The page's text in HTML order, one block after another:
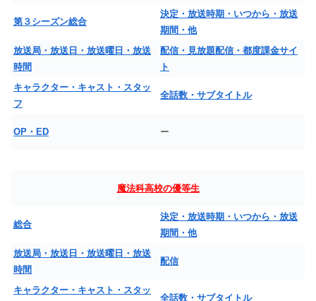
第３シーズン総合
決定・放送時期・いつから・放送
期間・他
放送局・放送日・放送曜日・放送
時間
配信・見放題配信・都度課金サイ
ト
キャラクター・キャスト・スタッ
フ
全話数・サブタイトル
OP・ED ー
魔法科高校の優等生
総合
決定・放送時期・いつから・放送
期間・他
放送局・放送日・放送曜日・放送
時間
配信
キャラクター・キャスト・スタッ
全話数・サブタイトル